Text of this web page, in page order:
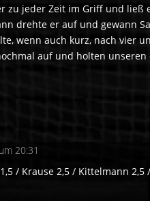
zu jeder Zeit im Griff und ließ
drehte er auf und gewann
wenn auch kurz, nach vier
auf und holten unseren
20:31
/ Krause 2,5 / Kittelmann